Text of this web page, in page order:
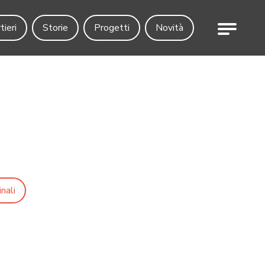
Storie Progetti Novità Menu